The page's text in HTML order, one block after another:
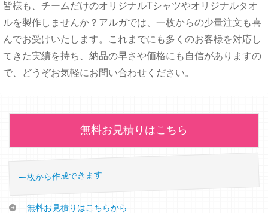
皆様も、チームだけのオリジナルTシャツやオリジナルタオ
ルを製作しませんか？ アルガでは、 一枚からの少量注文 も喜
んでお受けいたします。
これまでにも多くのお客様を対応し
てきた実績を持ち、 納品の早さや価格にも自信がありますの
で、
どうぞお気軽にお問い合わせください。
無料お見積りはこちら
一枚から作成できます
無料お見積りはこちらから